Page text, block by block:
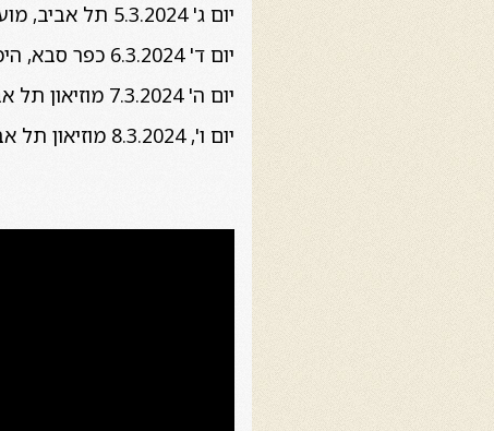
יום ג' 5.3.2024 תל אביב, מועדון גריי 21:30
יום ד' 6.3.2024 כפר סבא, היכל התרבות 20:30
יום ה' 7.3.2024 מוזיאון תל אביב לאמנות 19:00
יום ו', 8.3.2024 מוזיאון תל אביב לאמנות 21:00